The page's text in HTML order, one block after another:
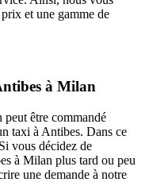
et une gamme de
à Milan
être commandé
taxi à Antibes. Dans ce
vous décidez de
à Milan plus tard ou peu
une demande à notre